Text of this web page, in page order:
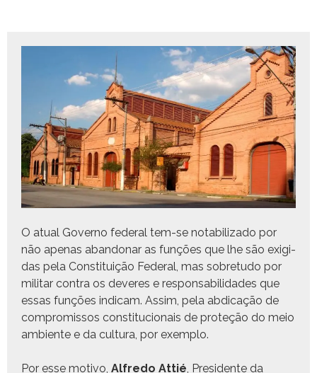
O atu­al Gov­er­no fed­er­al tem-se nota­bi­liza­do por
não ape­nas aban­donar as funções que lhe são exigi­
das pela Con­sti­tu­ição Fed­er­al, mas sobre­tu­do por
mil­i­tar con­tra os deveres e respon­s­abil­i­dades que
essas funções indicam. Assim, pela abdi­cação de
com­pro­mis­sos con­sti­tu­cionais de pro­teção do meio
ambi­ente e da cul­tura, por exemplo.
Por esse moti­vo, Alfre­do Attié, Pres­i­dente da